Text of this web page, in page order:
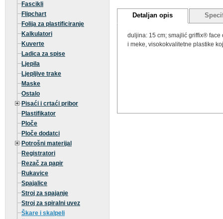
Fascikli
Flipchart
Folija za plastificiranje
Kalkulatori
Kuverte
Ladica za spise
Ljepila
Ljepljive trake
Maske
Ostalo
Pisaći i crtaći pribor
Plastifikator
Ploče
Ploče dodatci
Potrošni materijal
Registratori
Rezač za papir
Rukavice
Spajalice
Stroj za spajanje
Stroj za spiralni uvez
Škare i skalpeli
Detaljan opis
duljina: 15 cm; smajlić griffix®
i meke, visokokvalitetne plastike